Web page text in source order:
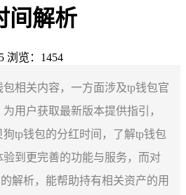
间解析
浏览：1454
包相关内容，一方面涉及tp钱包官
用户获取最新版本提供指引，
tp钱包的分红时间，了解tp钱包
到更完善的功能与服务，而对
解析，能帮助持有相关资产的用